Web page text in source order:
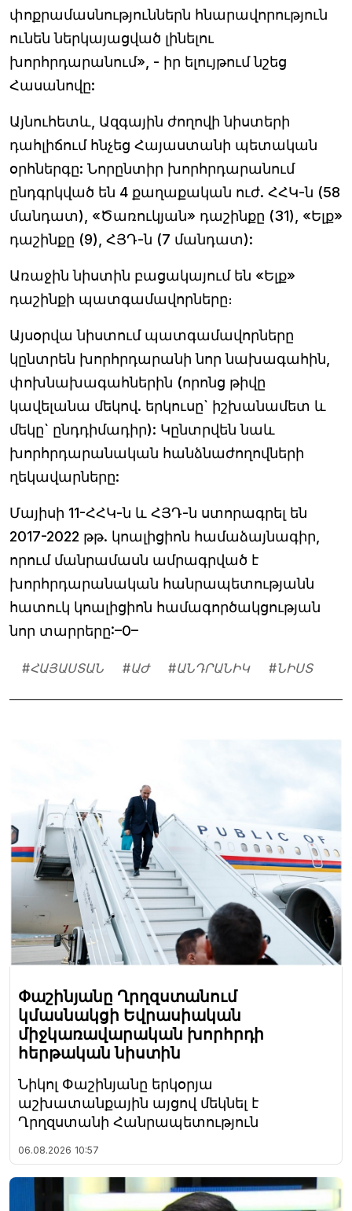
փոքրամասնություններն հնարավորություն
ունեն ներկայացված լինելու
խորհրդարանում», - իր ելույթում նշեց
Հասանովը:
Այնուհետև, Ազգային ժողովի նիստերի
դահլիճում հնչեց Հայաստանի պետական ​​
օրհներգը: Նորընտիր խորհրդարանում
ընդգրկված են 4 քաղաքական ուժ. ՀՀԿ-ն (58
մանդատ), «Ծառուկյան» դաշինքը (31), «Ելք»
դաշինքը (9), ՀՅԴ-ն (7 մանդատ):
Առաջին նիստին բացակայում են «Ելք»
դաշինքի պատգամավորները։
Այսօրվա նիստում պատգամավորները
կընտրեն խորհրդարանի նոր նախագահին,
փոխնախագահներին (որոնց թիվը
կավելանա մեկով. երկուսը` իշխանամետ և
մեկը` ընդդիմադիր): Կընտրվեն նաև
խորհրդարանական հանձնաժողովների
ղեկավարները:
Մայիսի 11-ՀՀԿ-ն և ՀՅԴ-ն ստորագրել են
2017-2022 թթ. կոալիցիոն համաձայնագիր,
որում մանրամասն ամրագրված է
խորհրդարանական հանրապետությանն
հատուկ կոալիցիոն համագործակցության
նոր տարրերը:–0–
#ՀԱՅԱՍՏԱՆ #ԱԺ #ԱՆԴՐԱՆԻԿ #ՆԻՍՏ
Փաշինյանը Ղրղզստանում
կմասնակցի Եվրասիական
միջկառավարական խորհրդի
հերթական նիստին
Նիկոլ Փաշինյանը երկօրյա
աշխատանքային այցով մեկնել է
Ղրղզստանի Հանրապետություն
06.08.2026 10:57